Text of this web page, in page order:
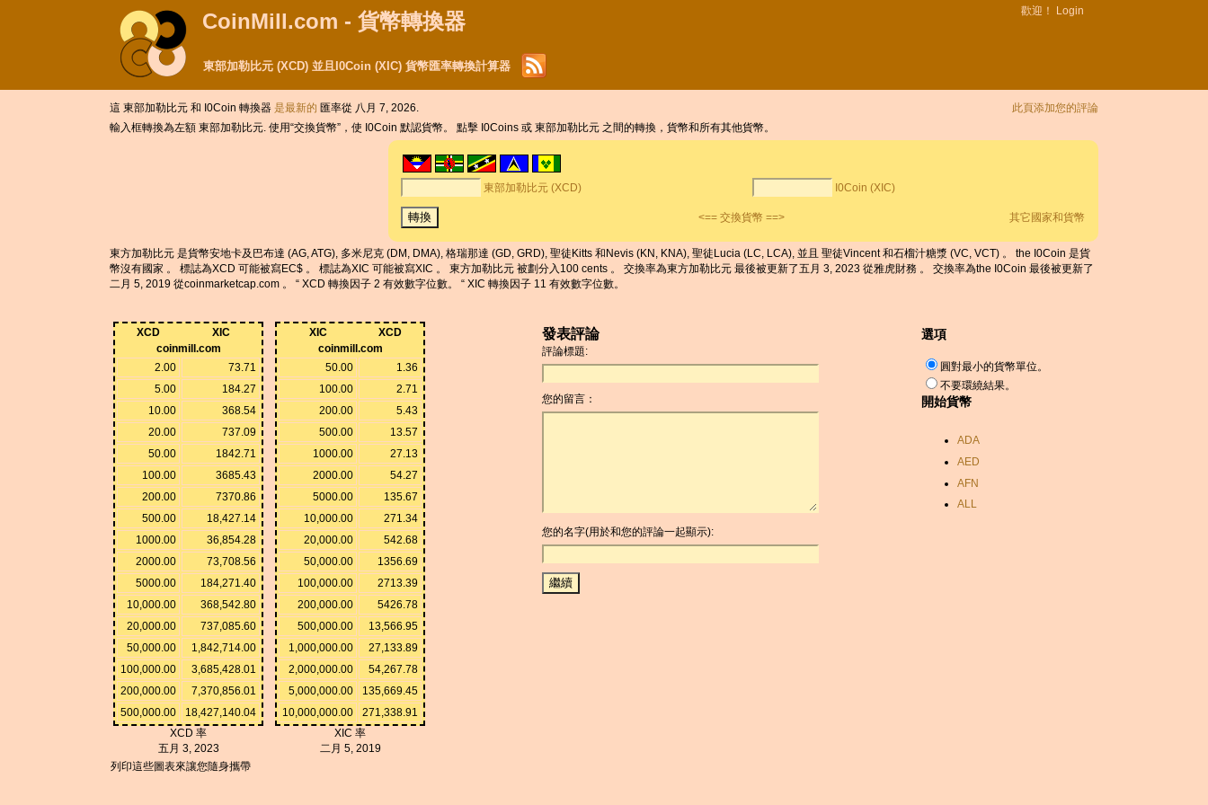
CoinMill.com - 貨幣轉換器 歡迎！ Login
東部加勒比元 (XCD) 並且I0Coin (XIC) 貨幣匯率轉換計算器
此頁添加您的評論
這 東部加勒比元 和 I0Coin 轉換器 是最新的 匯率從 八月 7, 2026.
輸入框轉換為左額 東部加勒比元. 使用“交換貨幣”，使 I0Coin 默認貨幣。 點擊 I0Coins 或 東部加勒比元 之間的轉換，貨幣和所有其他貨幣。
東部加勒比元 (XCD) I0Coin (XIC)
<== 交換貨幣 ==> 其它國家和貨幣
東方加勒比元 是貨幣安地卡及巴布達 (AG, ATG), 多米尼克 (DM, DMA), 格瑞那達 (GD, GRD), 聖徒Kitts 和Nevis (KN, KNA), 聖徒Lucia (LC, LCA), 並且 聖徒Vincent 和石榴汁糖漿 (VC, VCT) 。 the I0Coin 是貨
幣沒有國家 。 標誌為XCD 可能被寫EC$ 。 標誌為XIC 可能被寫XIC 。 東方加勒比元 被劃分入100 cents 。 交換率為東方加勒比元 最後被更新了五月 3, 2023 從雅虎財務 。 交換率為the I0Coin 最後被更新了
二月 5, 2019 從coinmarketcap.com 。 “ XCD 轉換因子 2 有效數字位數。 “ XIC 轉換因子 11 有效數字位數。
XCD
XIC
coinmill.com
2.00
73.71
5.00
184.27
10.00
368.54
20.00
737.09
50.00
1842.71
100.00
3685.43
200.00
7370.86
500.00
18,427.14
1000.00
36,854.28
2000.00
73,708.56
5000.00
184,271.40
10,000.00
368,542.80
20,000.00
737,085.60
50,000.00
1,842,714.00
100,000.00
3,685,428.01
200,000.00
7,370,856.01
500,000.00
18,427,140.04
XCD 率
五月 3, 2023
XIC
XCD
coinmill.com
50.00
1.36
100.00
2.71
200.00
5.43
500.00
13.57
1000.00
27.13
2000.00
54.27
5000.00
135.67
10,000.00
271.34
20,000.00
542.68
50,000.00
1356.69
100,000.00
2713.39
200,000.00
5426.78
500,000.00
13,566.95
1,000,000.00
27,133.89
2,000,000.00
54,267.78
5,000,000.00
135,669.45
10,000,000.00
271,338.91
XIC 率
二月 5, 2019
列印這些圖表來讓您隨身攜帶
發表評論
評論標題:
您的留言：
您的名字(用於和您的評論一起顯示):
選項
圓對最小的貨幣單位。
不要環繞結果。
開始貨幣
ADA
AED
AFN
ALL